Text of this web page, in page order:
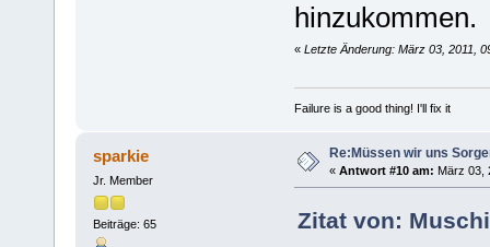
hinzukommen.
« Letzte Änderung: März 03, 2011,
Failure is a good thing! I'll fix it
sparkie
Jr. Member
Beiträge: 65
Re:Müssen wir uns
« Antwort #10 am: März 03,
Zitat von: